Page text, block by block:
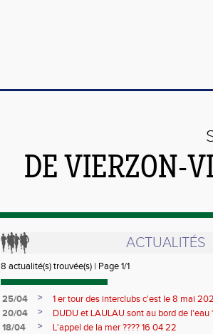
DE VIERZON-
ACTUALITÉS
8 actualité(s) trouvée(s) | Page 1/1
25/04 >
1 er tour des interclubs c'est le 8 mai
20/04
>
DUDU et LAULAU sont au bord de
18/04
>
L'appel de la mer ???? 16 04 22